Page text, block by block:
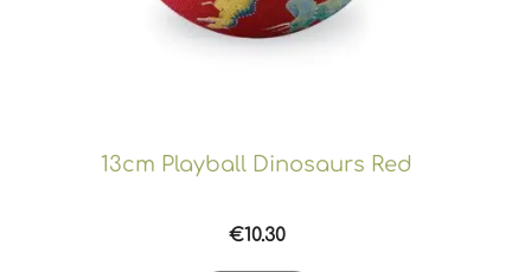
13cm Playball Dinosaurs Red
€10.30